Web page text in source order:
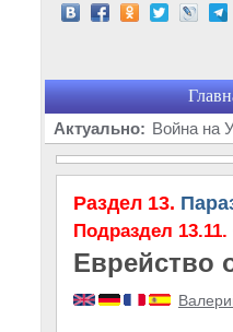
Актуально: Война на
Раздел 13.
Подраздел 13.11.
Еврейство